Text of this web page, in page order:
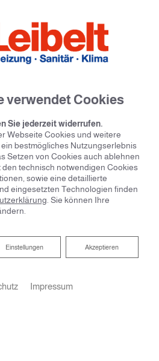
verwendet Cookies
Sie jederzeit widerrufen.
Webseite Cookies und weitere
bestmögliches Nutzungserlebnis
Setzen von Cookies auch ablehnen
den technisch notwendigen Cookies
sowie eine detaillierte
eingesetzten Technologien finden
. Sie können Ihre
Akzeptieren
Einstellungen
Impressum